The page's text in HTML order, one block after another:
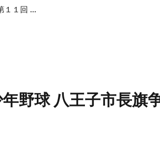
ゼット杯 第１１回 日本少年野球 八王子市長旗争奪大会 【1日目を終了】
野球 八王子市長旗